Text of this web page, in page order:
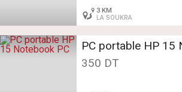
3 KM
LA SOUKRA
PC portable HP 15
350 DT